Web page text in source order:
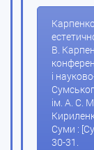
В.
і
ім. А. С.
Суми :
30-31.